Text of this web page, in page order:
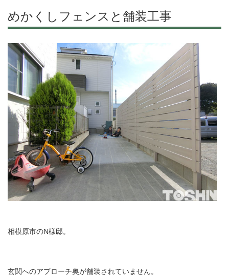
めかくしフェンスと舗装工事
相模原市のN様邸。
玄関へのアプローチ奥が舗装されていません。